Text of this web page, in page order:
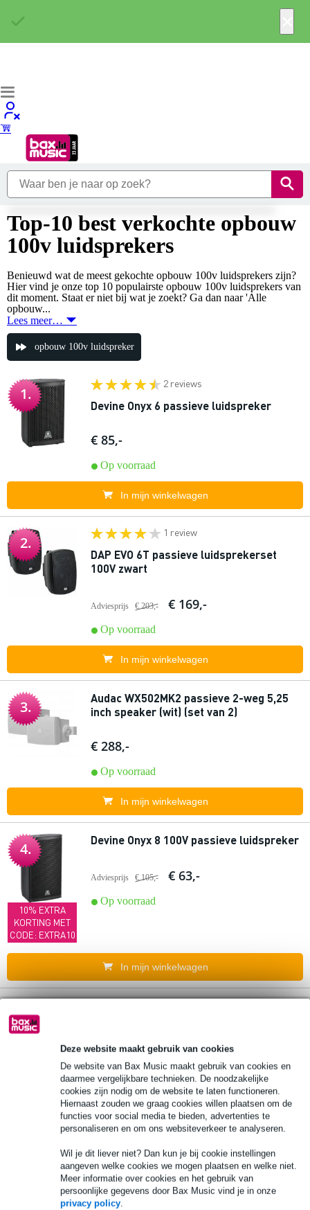
Deze website maakt gebruik van cookies
De website van Bax Music maakt gebruik van cookies en
daarmee vergelijkbare technieken. De noodzakelijke
cookies zijn nodig om de website te laten functioneren.
Hiernaast zouden we graag cookies willen plaatsen om de
functies voor social media te bieden, advertenties te
personaliseren en om ons websiteverkeer te analyseren.
Wil je dit liever niet? Dan kun je bij cookie instellingen
aangeven welke cookies we mogen plaatsen en welke niet.
Meer informatie over cookies en het gebruik van
persoonlijke gegevens door Bax Music vind je in onze
privacy policy.
Top-10 best verkochte opbouw
100v luidsprekers
Benieuwd wat de meest gekochte opbouw 100v luidsprekers zijn?
Hier vind je onze top 10 populairste opbouw 100v luidsprekers van
dit moment. Staat er niet bij wat je zoekt? Ga dan naar 'Alle
opbouw...
Lees meer…
opbouw 100v luidspreker
1.
2 reviews
Devine Onyx 6 passieve luidspreker
€ 85,-
Op voorraad
In mijn winkelwagen
2.
1 review
DAP EVO 6T passieve luidsprekerset
100V zwart
Adviesprijs € 203,- € 169,-
Op voorraad
In mijn winkelwagen
3.
Audac WX502MK2 passieve 2-weg 5,25
inch speaker (wit) (set van 2)
€ 288,-
Op voorraad
In mijn winkelwagen
4.
10% EXTRA
KORTING MET
CODE: EXTRA10
Devine Onyx 8 100V passieve luidspreker
Adviesprijs € 105,- € 63,-
Op voorraad
In mijn winkelwagen
5.
€ 123,- € 84,-
Op voorraad
In mijn winkelwagen
Visaton WB 10 4 inch fullrange speaker
100V/8 Ohm
Adviesprijs € 68,-